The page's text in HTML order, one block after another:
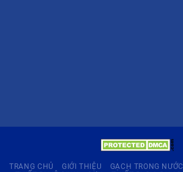
TRANG CHỦ GIỚI THIỆU GẠCH TRONG NƯỚC